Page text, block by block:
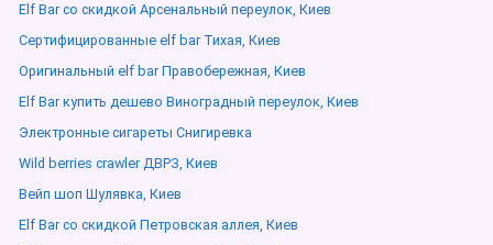
Elf Bar со скидкой Арсенальный переулок, Киев
Сертифицированные elf bar Тихая, Киев
Оригинальный elf bar Правобережная, Киев
Elf Bar купить дешево Виноградный переулок, Киев
Электронные сигареты Снигиревка
Wild berries crawler ДВРЗ, Киев
Вейп шоп Шулявка, Киев
Elf Bar со скидкой Петровская аллея, Киев